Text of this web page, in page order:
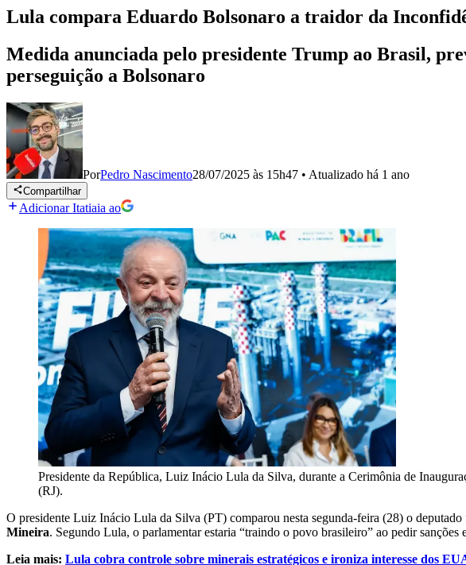
Lula compara Eduardo Bolsonaro a traidor da
Medida anunciada pelo presidente Trump ao Brasil,
perseguição a Bolsonaro
PorPedro Nascimento28/07/2025 às 15h47 • Atualizado há 1 ano
Compartilhar
Adicionar Itatiaia ao
Presidente da República, Luiz Inácio Lula da Silva, durante a Cerimônia de
(RJ).
O presidente Luiz Inácio Lula da Silva (PT) comparou nesta segunda-feira (28) o
Mineira. Segundo Lula, o parlamentar estaria “traindo o povo brasileiro” ao pedir
Leia mais: Lula cobra controle sobre minerais estratégicos e ironiza interesse dos